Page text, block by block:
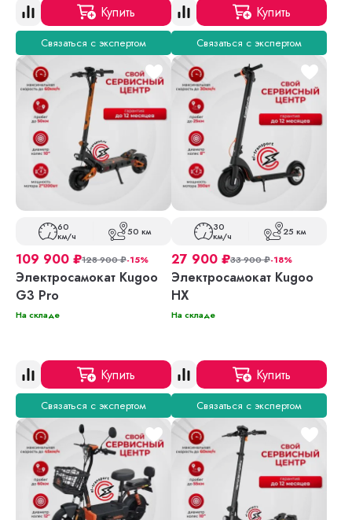
Купить
Связаться с экспертом
Купить
Связаться с экспертом
60
км/ч 50 км
109 900 ₽128 900₽-15%
Электросамокат Kugoo
G3 Pro
На складе
Купить
Связаться с экспертом
30
км/ч 25 км
27 900 ₽33 900₽-18%
Электросамокат Kugoo
HX
На складе
Купить
Связаться с экспертом